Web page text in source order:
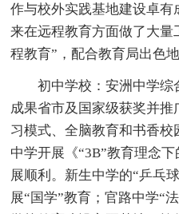
作与校外实践基地建设卓
来在远程教育方面做了大
程教育”，配合教育局出色
初中学校：安洲中学综
成果省市及国家级获奖并推
习模式、全脑教育和书香
中学开展《“3B”教育理念
展顺利。新生中学的“乒乓
展“国学”教育；官路中学“